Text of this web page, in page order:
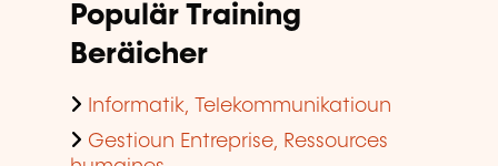
Populär Training
Beräicher
Informatik, Telekommunikatioun
Gestioun Entreprise, Ressources